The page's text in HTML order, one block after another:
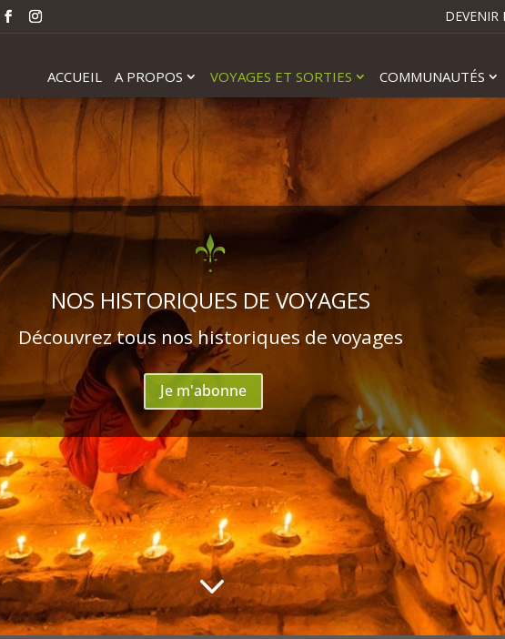
DEVENIR
ACCUEIL A PROPOS VOYAGES ET SORTIES COMMUNAUTÉS
NOS HISTORIQUES DE VOYAGES
Découvrez tous nos historiques de voyages
Je m'abonne
3